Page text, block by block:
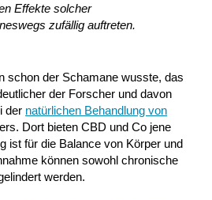
Effekte solcher
zufällig auftreten.
schon der Schamane wusste, das
der Forscher und davon
der natürlichen Behandlung von
Dort bieten CBD und Co jene
ist für die Balance von Körper und
können sowohl chronische
werden.